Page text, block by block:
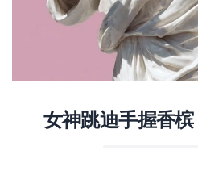
女神跳迪手握香